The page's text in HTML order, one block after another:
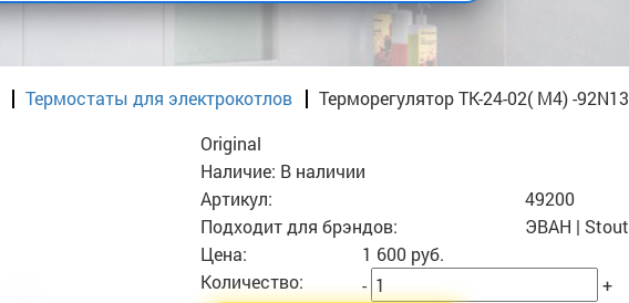
Термоcтаты для электрокотлов
Терморегулятор ТК-24-02( М4) -92N13
Original
Наличие: В наличии
Артикул:
49200
Подходит для брэндов:
ЭВАН | Stout
Цена:
1 600 руб.
Количество:
- +